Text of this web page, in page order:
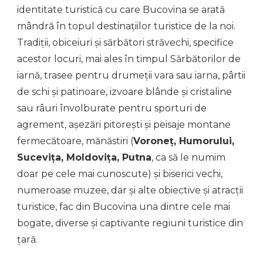
identitate turistică cu care Bucovina se arată
mândră în topul destinațiilor turistice de la noi.
Tradiții, obiceiuri și sărbători străvechi, specifice
acestor locuri, mai ales în timpul Sărbătorilor de
iarnă, trasee pentru drumeții vara sau iarna, pârtii
de schi și patinoare, izvoare blânde și cristaline
sau râuri învolburate pentru sporturi de
agrement, așezări pitorești și peisaje montane
fermecătoare, mănăstiri (Voroneț, Humorului,
Sucevița, Moldovița, Putna, ca să le numim
doar pe cele mai cunoscute) și biserici vechi,
numeroase muzee, dar și alte obiective și atracții
turistice, fac din Bucovina una dintre cele mai
bogate, diverse și captivante regiuni turistice din
țară.